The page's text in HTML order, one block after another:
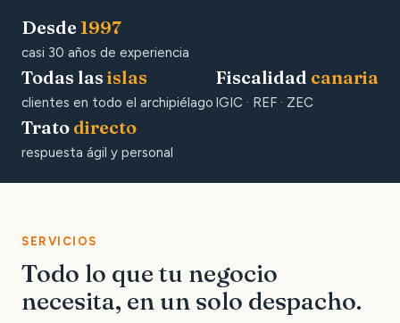
Desde 1997
casi 30 años de experiencia
Todas las islas
clientes en todo el archipiélago
Fiscalidad canaria
IGIC · REF · ZEC
Trato directo
respuesta ágil y personal
SERVICIOS
Todo lo que tu negocio
necesita, en un solo despacho.